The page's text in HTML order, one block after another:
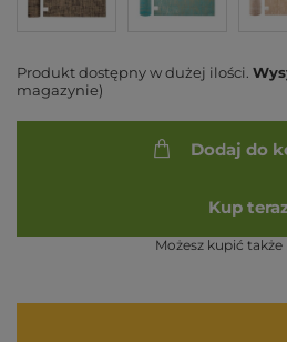
Produkt dostępny w dużej ilości
magazynie)
Dodaj do
Kup
Możesz kupić także